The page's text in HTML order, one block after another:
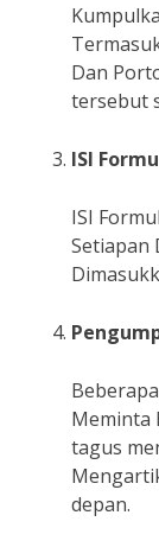
Dan
tersebut
ISI
ISI
Setiapan
Meminta
tagus
depan.